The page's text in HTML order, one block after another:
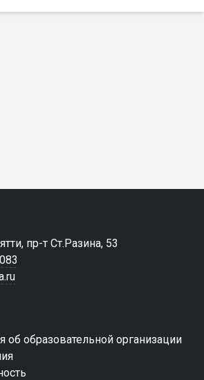
пр-т Ст.Разина, 53
об образовательной организации